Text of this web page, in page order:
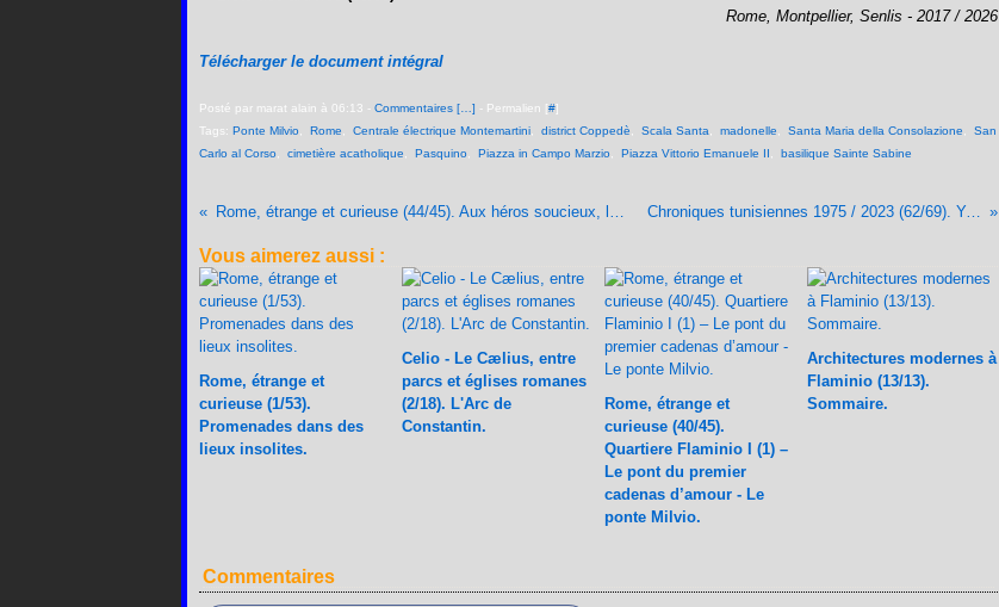
Rome, Montpellier, Senlis - 2017 / 2026
Télécharger le document intégral
Posté par marat alain à 06:13 - Commentaires [ ] - Permalien [#]
Tags: Ponte Milvio Rome Centrale électrique Montemartini district Coppedè Scala Santa madonelle Santa Maria della Consolazione
San
Carlo al Corso
cimetière acatholique Pasquino Piazza in Campo Marzio Piazza Vittorio Emanuele II basilique Sainte Sabine
Rome, étrange et curieuse (44/45). Aux héros soucieux, la Patrie reconnaissante ? Chroniques tunisiennes 1975 / 2023 (62/69). Yasmine-Hammamet.
Vous aimerez aussi :
Rome, étrange et
curieuse (1/53).
Promenades dans des
lieux insolites.
Celio - Le Cælius, entre
parcs et églises romanes
(2/18). L'Arc de
Constantin.
Rome, étrange et
curieuse (40/45).
Quartiere Flaminio I (1) –
Le pont du premier
cadenas d’amour - Le
ponte Milvio.
Architectures modernes à
Flaminio (13/13).
Sommaire.
Commentaires